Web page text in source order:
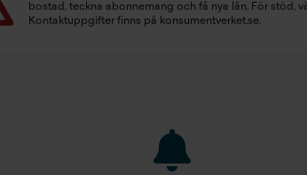
bostad, teckna abonnemang och få nya lån. För
Kontaktuppgifter finns på konsumentverket.se.